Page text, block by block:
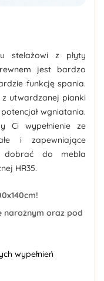
stelażowi z płyty
jest bardzo
funkcję spania.
utwardzanej pianki
wgniatania.
Ci wypełnienie ze
i zapewniające
dobrać do mebla
HR35.
narożnym oraz pod
wypełnień